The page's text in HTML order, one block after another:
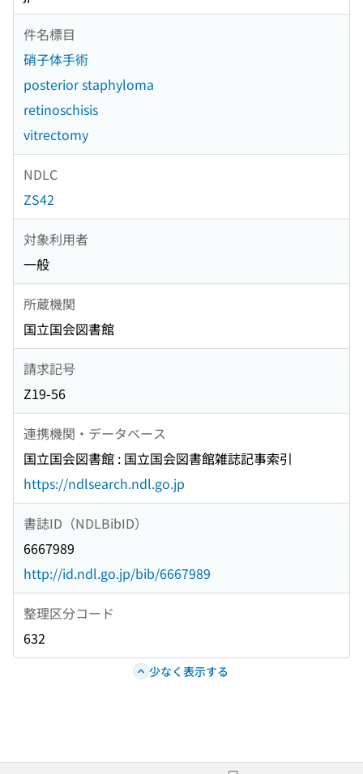
件名標目
硝子体手術
posterior staphyloma
retinoschisis
vitrectomy
NDLC
ZS42
対象利用者
一般
所蔵機関
国立国会図書館
請求記号
Z19-56
連携機関・データベース
国立国会図書館 : 国立国会図書館雑誌記事索引
https://ndlsearch.ndl.go.jp
書誌ID（NDLBibID）
6667989
http://id.ndl.go.jp/bib/6667989
整理区分コード
632
少なく表示する